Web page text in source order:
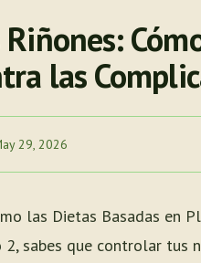
las
29, 2026
las Dietas Basadas en
sabes que controlar tus